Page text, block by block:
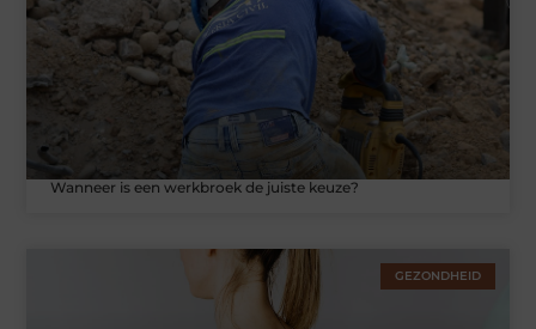
Wanneer is een werkbroek de juiste keuze?
GEZONDHEID